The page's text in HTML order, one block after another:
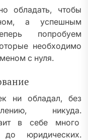
обладать, чтобы
а успешным
попробуем
необходимо
с нуля.
ни обладал, без
никуда.
в себе много
до юридических.